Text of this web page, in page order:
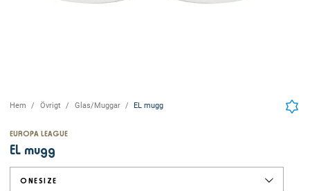
Hem Övrigt Glas/Muggar EL mugg
EUROPA LEAGUE
EL mugg
ONESIZE